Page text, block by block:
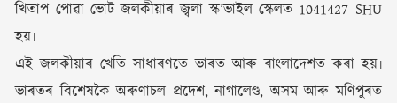
খিতাপ পোৱা ভোট জলকীয়াৰ জ্বলা স্ক’ভাইল স্কেলত 1041427 SHU
হয়৷
এই জলকীয়াৰ খেতি সাধাৰণতে ভাৰত আৰু বাংলাদেশত কৰা হয়৷
ভাৰতৰ বিশেষকৈ অৰুণাচল প্ৰদেশ, নাগালেণ্ড, অসম আৰু মণিপুৰত